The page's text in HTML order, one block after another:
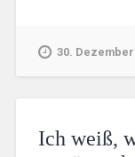
30. Dezember
Ich weiß,